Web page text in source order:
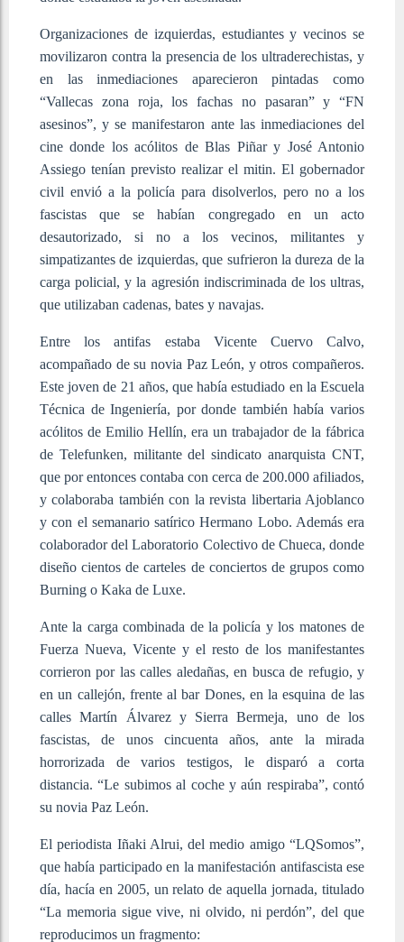
Organizaciones de izquierdas, estudiantes y vecinos se
movilizaron contra la presencia de los ultraderechistas, y
en las inmediaciones aparecieron pintadas como
“Vallecas zona roja, los fachas no pasaran” y “FN
asesinos”, y se manifestaron ante las inmediaciones del
cine donde los acólitos de Blas Piñar y José Antonio
Assiego tenían previsto realizar el mitin. El gobernador
civil envió a la policía para disolverlos, pero no a los
fascistas que se habían congregado en un acto
desautorizado, si no a los vecinos, militantes y
simpatizantes de izquierdas, que sufrieron la dureza de la
carga policial, y la agresión indiscriminada de los ultras,
que utilizaban cadenas, bates y navajas.
Entre los antifas estaba Vicente Cuervo Calvo,
acompañado de su novia Paz León, y otros compañeros.
Este joven de 21 años, que había estudiado en la Escuela
Técnica de Ingeniería, por donde también había varios
acólitos de Emilio Hellín, era un trabajador de la fábrica
de Telefunken, militante del sindicato anarquista CNT,
que por entonces contaba con cerca de 200.000 afiliados,
y colaboraba también con la revista libertaria Ajoblanco
y con el semanario satírico Hermano Lobo. Además era
colaborador del Laboratorio Colectivo de Chueca, donde
diseño cientos de carteles de conciertos de grupos como
Burning o Kaka de Luxe.
Ante la carga combinada de la policía y los matones de
Fuerza Nueva, Vicente y el resto de los manifestantes
corrieron por las calles aledañas, en busca de refugio, y
en un callejón, frente al bar Dones, en la esquina de las
calles Martín Álvarez y Sierra Bermeja, uno de los
fascistas, de unos cincuenta años, ante la mirada
horrorizada de varios testigos, le disparó a corta
distancia. “Le subimos al coche y aún respiraba”, contó
su novia Paz León.
El periodista Iñaki Alrui, del medio amigo “LQSomos”,
que había participado en la manifestación antifascista ese
día, hacía en 2005, un relato de aquella jornada, titulado
“La memoria sigue vive, ni olvido, ni perdón”, del que
reproducimos un fragmento: